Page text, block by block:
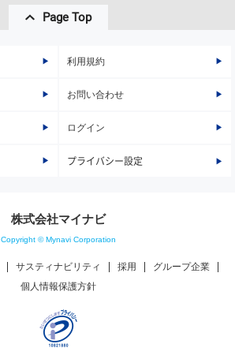
Page Top
利用規約
お問い合わせ
ログイン
プライバシー設定
株式会社マイナビ
Copyright © Mynavi Corporation
サスティナビリティ 採用
グループ企業
個人情報保護方針